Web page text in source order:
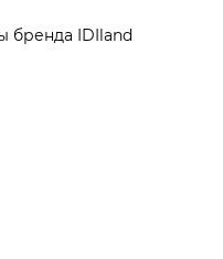
бренда IDIland